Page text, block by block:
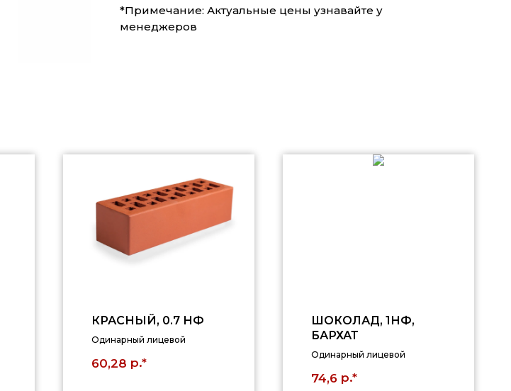
*Примечание: Актуальные цены узнавайте у
менеджеров
КРАСНЫЙ, 0.7 НФ
Одинарный лицевой
60,28 р.*
ШОКОЛАД, 1НФ,
БАРХАТ
Одинарный лицевой
74,6 р.*